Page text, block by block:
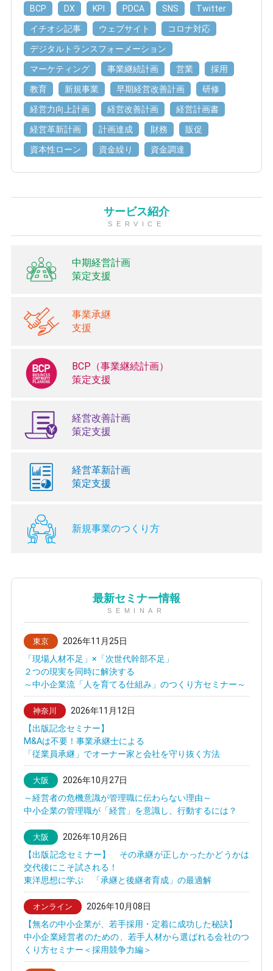
BCP DX KPI PDCA SNS Twitter
イチオシ記事 ウェブサイト コロナ対応
デジタルトランスフォーメーション
マーケティング 事業継続計画 営業 採用
教育 新規事業 早期経営改善計画 研修
経営力向上計画 経営改善計画 経営計画書
経営革新計画 計画達成 財務 販促
資本性ローン 資金繰り 資金調達
サービス紹介
SERVICE
中期経営計画
策定支援
事業承継
支援
BCP（事業継続計画）
策定支援
経営改善計画
策定支援
経営革新計画
策定支援
新規事業のつくり方
最新セミナー情報
SEMINAR
東京
2026年11月25日
「現場人材不足」×「次世代幹部不足」
２つの現実を同時に解決する
～中小企業流「人を育てる仕組み」のつくり方セミナー～
神奈川
2026年11月12日
【出版記念セミナー】
M&Aは不要！事業承継士による
「従業員承継」でオーナー家と会社を守り抜く方法
大阪
2026年10月27日
～経営者の危機意識が管理職に伝わらない理由～
中小企業の管理職が「経営」を意識し、行動するには？
大阪
2026年10月26日
【出版記念セミナー】 その承継が正しかったかどうかは
交代後にこそ試される！
東洋思想に学ぶ 「承継と後継者育成」の最適解
オンライン
2026年10月08日
【無名の中小企業が、若手採用・定着に成功した秘訣】
中小企業経営者のための、若手人材から選ばれる会社のつ
くり方セミナー＜採用競争力編＞